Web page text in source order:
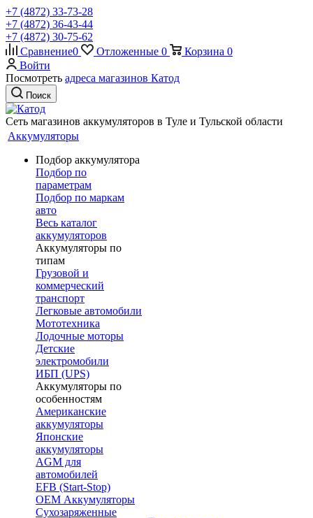
+7 (4872) 33-73-28
+7 (4872) 36-43-44
+7 (4872) 30-75-62
Сравнение0 Отложенные 0 Корзина 0
Войти
Посмотреть адреса магазинов Катод
Поиск
Сеть магазинов аккумуляторов в Туле и Тульской области
Аккумуляторы
Подбор аккумулятора
Подбор по
параметрам
Подбор по маркам
авто
Весь каталог
аккумуляторов
Аккумуляторы по
типам
Грузовой и
коммерческий
транспорт
Легковые автомобили
Мототехника
Лодочные моторы
Детские
электромобили
ИБП (UPS)
Аккумуляторы по
особенностям
Американские
аккумуляторы
Японские
аккумуляторы
AGM для
автомобилей
EFB (Start-Stop)
OEM Аккумуляторы
Сухозаряженные